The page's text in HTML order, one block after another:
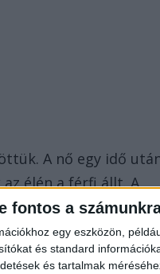
fontos a
egy eszközön,
és standard
és tartalmak
A nő egy idő
élén a férfi állt. A
sorsú kislányt,
is megmaradt a
lánnyal is hasonló